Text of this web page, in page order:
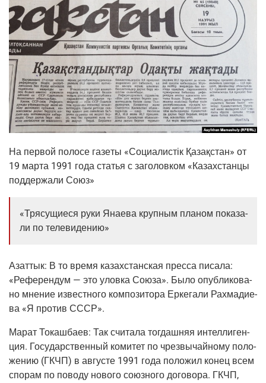
На пер­вой поло­се газе­ты «Соци­а­ли­стік Қаза­қстан» от
19 мар­та 1991 года ста­тья с заго­лов­ком «Казах­стан­цы
под­дер­жа­ли Союз»
«Тря­су­щи­е­ся руки Яна­е­ва круп­ным пла­ном пока­за­
ли по телевидению»
Азаттык: В то вре­мя казах­стан­ская прес­са писа­ла:
«Рефе­рен­дум — это улов­ка Сою­за». Было опуб­ли­ко­ва­
но мне­ние извест­но­го ком­по­зи­то­ра Ерке­га­ли Рах­ма­ди­е­
ва «Я про­тив СССР».
Марат Токаш­ба­ев: Так счи­та­ла тогдаш­няя интел­ли­ген­
ция. Госу­дар­ствен­ный коми­тет по чрез­вы­чай­но­му поло­
же­нию (ГКЧП) в авгу­сте 1991 года поло­жил конец всем
спо­рам по пово­ду ново­го союз­но­го дого­во­ра. ГКЧП,